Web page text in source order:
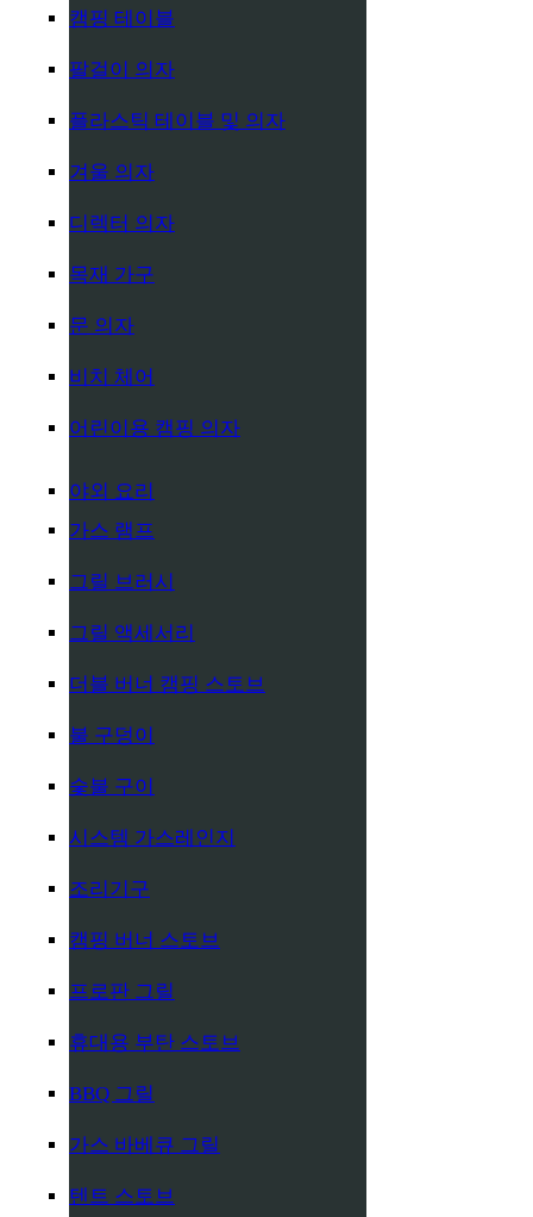
캠핑 테이블
팔걸이 의자
플라스틱 테이블 및 의자
겨울 의자
디렉터 의자
목재 가구
문 의자
비치 체어
어린이용 캠핑 의자
야외 요리
가스 램프
그릴 브러시
그릴 액세서리
더블 버너 캠핑 스토브
불 구덩이
숯불 구이
시스템 가스레인지
조리기구
캠핑 버너 스토브
프로판 그릴
휴대용 부탄 스토브
BBQ 그릴
가스 바베큐 그릴
텐트 스토브